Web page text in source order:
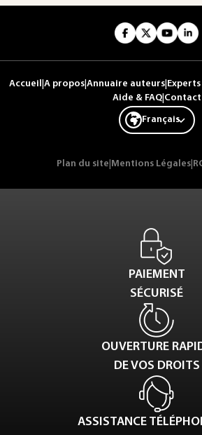
Accueil A propos Annuaire auteurs
Aide & FAQ| Contact
Français
Plan du site Mentions Légales
PAIEMENT
SÉCURISÉ
OUVERTURE
DE VOS DROITS
ASSISTANCE